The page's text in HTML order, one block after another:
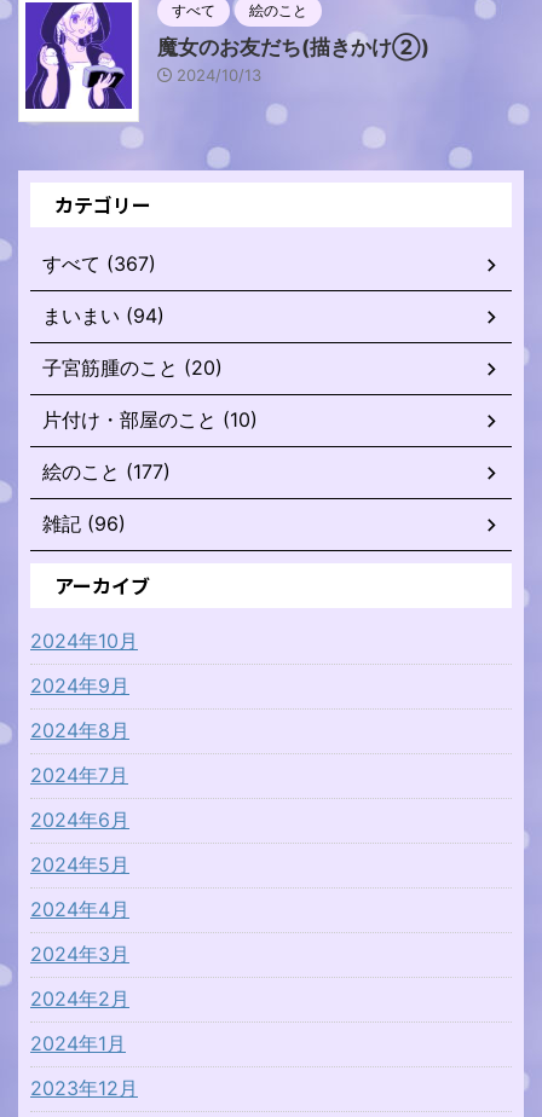
すべて 絵のこと
魔女のお友だち(描きかけ②)
2024/10/13
カテゴリー
すべて (367)
まいまい (94)
子宮筋腫のこと (20)
片付け・部屋のこと (10)
絵のこと (177)
雑記 (96)
アーカイブ
2024年10月
2024年9月
2024年8月
2024年7月
2024年6月
2024年5月
2024年4月
2024年3月
2024年2月
2024年1月
2023年12月